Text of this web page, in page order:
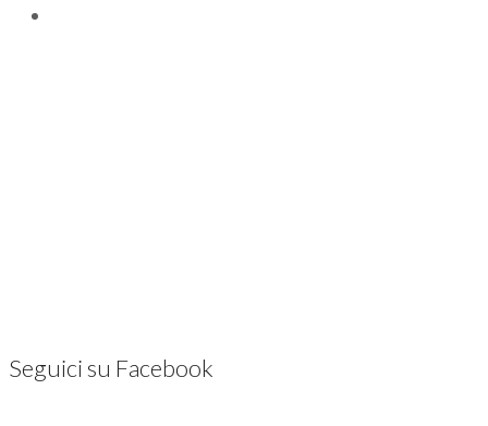
Seguici su Facebook